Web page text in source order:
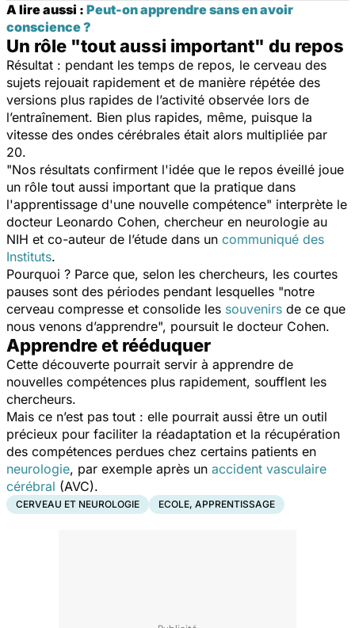
A lire aussi : Peut-on apprendre sans en avoir
conscience ?
Un rôle "tout aussi important" du repos
Résultat : pendant les temps de repos, le cerveau des
sujets rejouait rapidement et de manière répétée des
versions plus rapides de l’activité observée lors de
l’entraînement. Bien plus rapides, même, puisque la
vitesse des ondes cérébrales était alors multipliée par
20.
"Nos résultats confirment l'idée que le repos éveillé joue
un rôle tout aussi important que la pratique dans
l'apprentissage d'une nouvelle compétence" interprète le
docteur Leonardo Cohen, chercheur en neurologie au
NIH et co-auteur de l’étude dans un communiqué des
Instituts.
Pourquoi ? Parce que, selon les chercheurs, les courtes
pauses sont des périodes pendant lesquelles "notre
cerveau compresse et consolide les souvenirs de ce que
nous venons d’apprendre", poursuit le docteur Cohen.
Apprendre et rééduquer
Cette découverte pourrait servir à apprendre de
nouvelles compétences plus rapidement, soufflent les
chercheurs.
Mais ce n’est pas tout : elle pourrait aussi être un outil
précieux pour faciliter la réadaptation et la récupération
des compétences perdues chez certains patients en
neurologie, par exemple après un accident vasculaire
cérébral (AVC).
CERVEAU ET NEUROLOGIE ECOLE, APPRENTISSAGE